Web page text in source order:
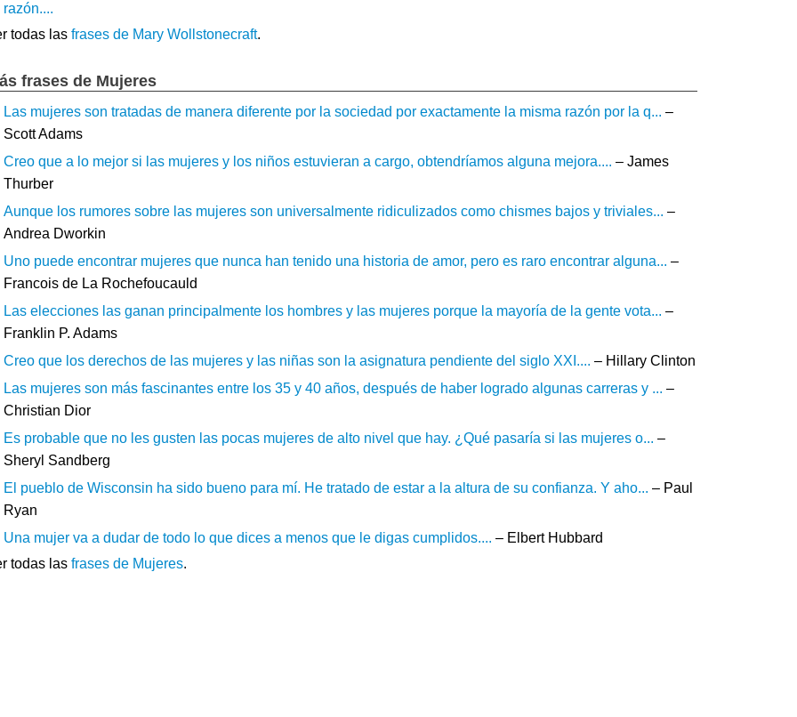
razón....
todas las frases de Mary Wollstonecraft.
frases de Mujeres
Las mujeres son tratadas de manera diferente por la sociedad por exactamente la misma razón por la q... –
Scott Adams
Creo que a lo mejor si las mujeres y los niños estuvieran a cargo, obtendríamos alguna mejora.... – James
Thurber
Aunque los rumores sobre las mujeres son universalmente ridiculizados como chismes bajos y triviales... –
Andrea Dworkin
Uno puede encontrar mujeres que nunca han tenido una historia de amor, pero es raro encontrar alguna... –
Francois de La Rochefoucauld
Las elecciones las ganan principalmente los hombres y las mujeres porque la mayoría de la gente vota... –
Franklin P. Adams
Creo que los derechos de las mujeres y las niñas son la asignatura pendiente del siglo XXI.... – Hillary Clinton
Las mujeres son más fascinantes entre los 35 y 40 años, después de haber logrado algunas carreras y ... –
Christian Dior
Es probable que no les gusten las pocas mujeres de alto nivel que hay. ¿Qué pasaría si las mujeres o... –
Sheryl Sandberg
El pueblo de Wisconsin ha sido bueno para mí. He tratado de estar a la altura de su confianza. Y aho... – Paul
Ryan
Una mujer va a dudar de todo lo que dices a menos que le digas cumplidos.... – Elbert Hubbard
todas las frases de Mujeres.